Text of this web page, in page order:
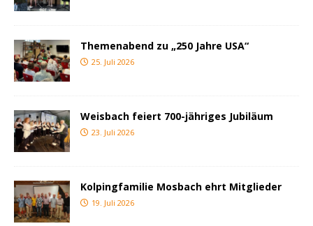
Themenabend zu „250 Jahre USA“
25. Juli 2026
Weisbach feiert 700-jähriges Jubiläum
23. Juli 2026
Kolpingfamilie Mosbach ehrt Mitglieder
19. Juli 2026